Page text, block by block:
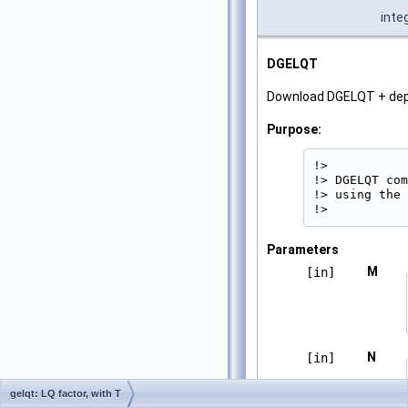
DGELQT
Download DGELQT +
Purpose:
!>
!> DGELQT
!> using the
!>
Parameters
[in]
M
[in] N
gelqt: LQ factor, with T